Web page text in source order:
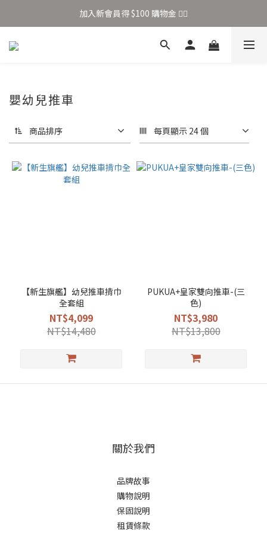
加入新會員得 $100 購物金 👉🏻
加入新會員得 $100 購物金 👉🏻
全站滿 $699 享免運
嬰幼兒推車
商品排序 每頁顯示 24 個
【新生旗艦】幼兒推車揹巾
全套組
NT$4,099
NT$14,480
PUKUA+皇家雙向推車-(三
色)
NT$3,980
NT$13,800
關於我們
品牌故事
購物說明
保固說明
租賃條款